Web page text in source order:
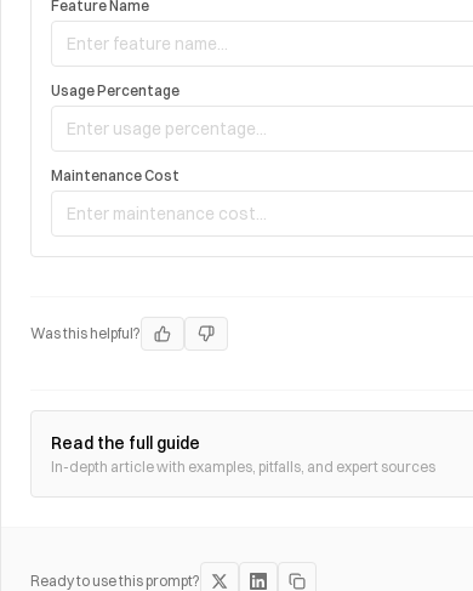
Feature Name
Usage Percentage
Maintenance Cost
Was this helpful?
Read the full guide
In-depth article with examples, pitfalls, and expert sources
Ready to use this prompt?